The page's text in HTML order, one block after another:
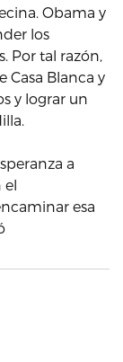
Obama y
los
Por tal razón,
Casa Blanca y
y lograr un
a
el
esa